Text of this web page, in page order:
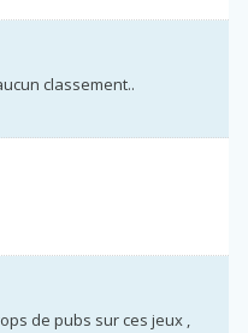
classement..
de pubs sur ces jeux ,